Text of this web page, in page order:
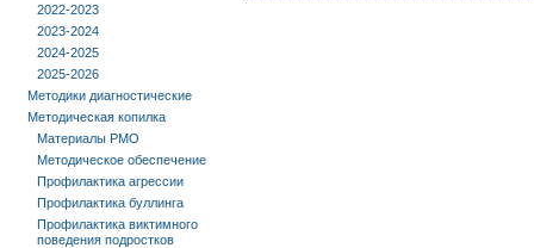
2022-2023
2023-2024
2024-2025
2025-2026
Методики диагностические
Методическая копилка
Материалы РМО
Методическое обеспечение
Профилактика агрессии
Профилактика буллинга
Профилактика виктимного
поведения подростков